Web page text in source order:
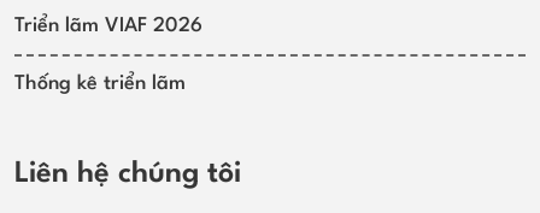
Triển lãm VIAF 2026
Thống kê triển lãm
Liên hệ chúng tôi